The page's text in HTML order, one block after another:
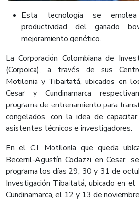
​​Esta tecnología se
productividad del ganado
mejoramiento genético.
La Corporación Colombiana de
(Corpoica), a través de sus
Motilonia y Tibaitatá, ubicados en
Cesar y Cundinamarca
programa de entrenamiento para
congelados, con la idea de
asistentes técnicos e investigadores.
En el C.I. Motilonia que queda
Becerril-Agustín Codazzi en Cesar,
programa los días 29, 30 y 31 de
Investigación Tibaitatá, ubicado en el
Cundinamarca, el 12 y 13 de